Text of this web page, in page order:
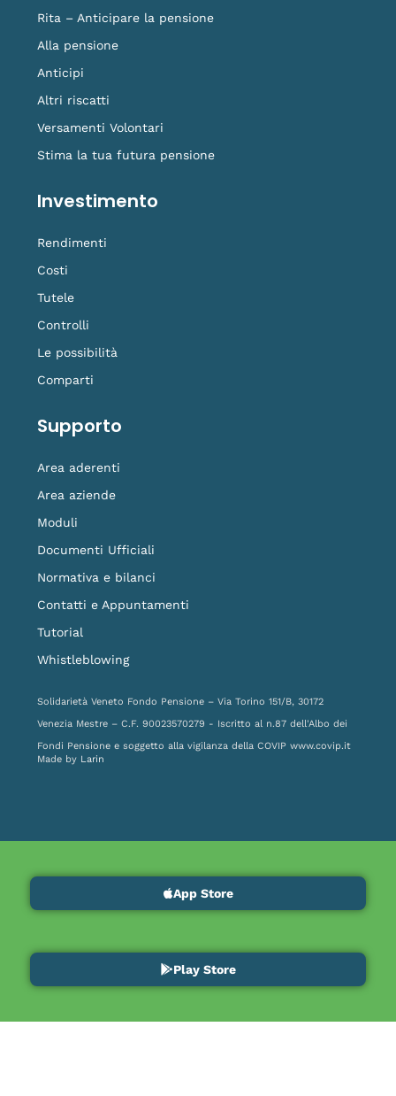
Rita – Anticipare la pensione
Alla pensione
Anticipi
Altri riscatti
Versamenti Volontari
Stima la tua futura pensione
Investimento
Rendimenti
Costi
Tutele
Controlli
Le possibilità
Comparti
Supporto
Area aderenti
Area aziende
Moduli
Documenti Ufficiali
Normativa e bilanci
Contatti e Appuntamenti
Tutorial
Whistleblowing
Solidarietà Veneto Fondo Pensione – Via Torino 151/B, 30172
Venezia Mestre – C.F. 90023570279 - Iscritto al n.87 dell'Albo dei
Fondi Pensione e soggetto alla vigilanza della COVIP www.covip.it
Made by Larin
App Store
Play Store